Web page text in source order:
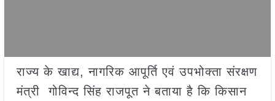
राज्य के खाद्य, नागरिक आपूर्ति एवं उपभोक्ता संरक्षण
मंत्री गोविन्द सिंह राजपूत ने बताया है कि किसान